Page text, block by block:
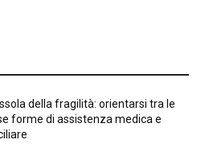
della fragilità: orientarsi tra le
forme di assistenza medica e